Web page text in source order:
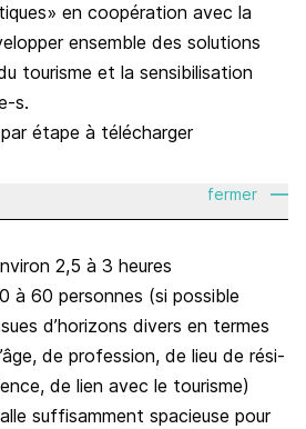
en coopération avec la
ensemble des solutions
tourisme et la sensibilisation
s.
étape à télécharger
fermer
2,5 à 3 heures
à 60 personnes (si possible
d’horizons divers en termes
de profession, de lieu de rési-
de lien avec le tourisme)
suffisamment spacieuse pour